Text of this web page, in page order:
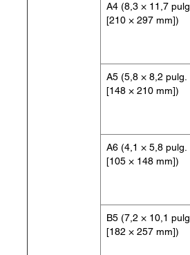
A4 (8,3 × 11,7 pulg.
[210 × 297 mm])
A5 (5,8 × 8,2 pulg.
[148 × 210 mm])
A6 (4,1 × 5,8 pulg.
[105 × 148 mm])
B5 (7,2 × 10,1 pulg.
[182 × 257 mm])